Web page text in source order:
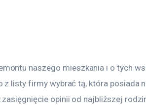
naszego mieszkania i o tych
z listy firmy wybrać tą, która posiada
opinii od najbliższej